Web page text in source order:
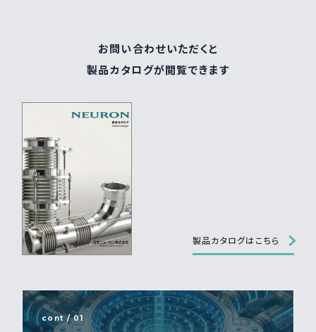
お問い合わせいただくと
製品カタログが閲覧できます
製品カタログはこちら
cont / 01